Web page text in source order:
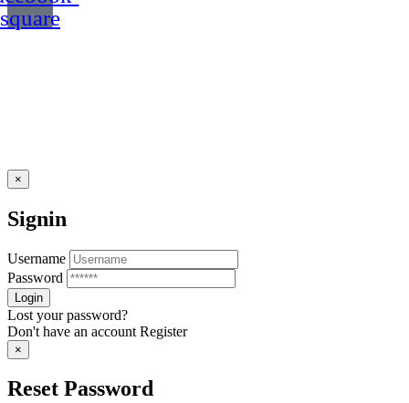
square
×
Signin
Username
Password
Lost your password?
Don't have an account Register
×
Reset Password